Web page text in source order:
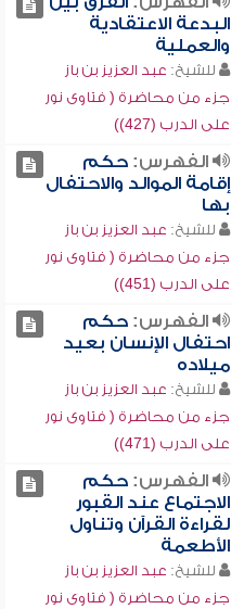
البدعة الاعتقادية
والعملية
للشيخ: عبد العزيز بن باز
جزء من محاضرة ( فتاوى نور
على الدرب (427))
الفهرس:حكم
إقامة الموالد والاحتفال
بها
للشيخ: عبد العزيز بن باز
جزء من محاضرة ( فتاوى نور
على الدرب (451))
الفهرس:حكم
احتفال الإنسان بعيد
ميلاده
للشيخ: عبد العزيز بن باز
جزء من محاضرة ( فتاوى نور
على الدرب (471))
الفهرس:حكم
الاجتماع عند القبور
لقراءة القرآن وتناول
الأطعمة
للشيخ: عبد العزيز بن باز
جزء من محاضرة ( فتاوى نور